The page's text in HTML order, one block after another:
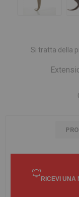
Si tratta della